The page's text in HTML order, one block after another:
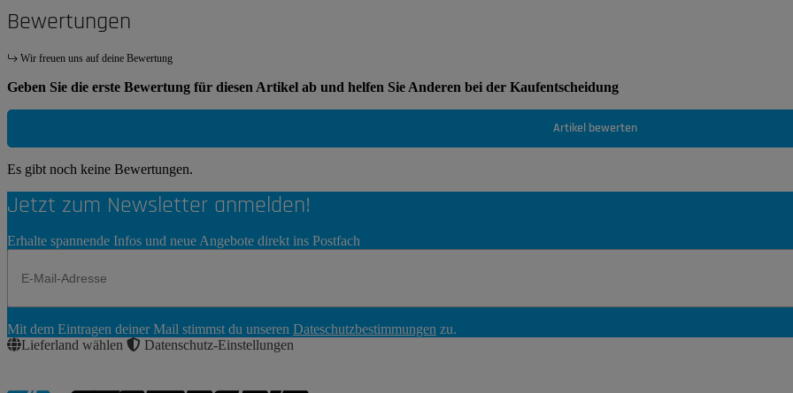
Bewertungen
Wir freuen uns auf deine Bewertung
Geben Sie die erste Bewertung für diesen Artikel ab und helfen Sie Anderen bei der Kaufentscheidung
Artikel bewerten
Es gibt noch keine Bewertungen.
Jetzt zum Newsletter anmelden!
Erhalte spannende Infos und neue Angebote direkt ins Postfach
Abonnieren
Mit dem Eintragen deiner Mail stimmst du unseren Dateschutzbestimmungen zu.
Lieferland wählen
Datenschutz-Einstellungen